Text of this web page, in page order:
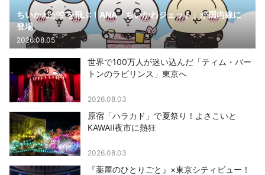
ちいかわが空を飛ぶ！ANA「ちいかわジェット」が国内線に
登場
2026.08.05
世界で100万人が迷い込んだ「ティム・バー
トンのラビリンス」東京へ
2026.08.03
原宿「ハラカド」で夏祭り！よさこいと
KAWAII夜市に熱狂
2026.08.03
『薬屋のひとりごと』×東京シティビュー！